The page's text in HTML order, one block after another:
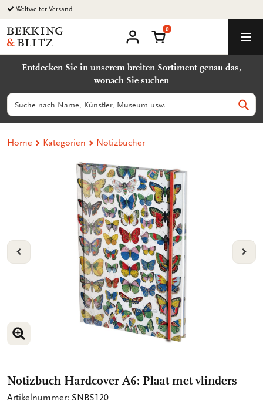
Zurück
zum
Inhalt
Weltweiter Versand
Bekking
&
Uitgevers
Warenkorb
0
Entdecken Sie in unserem breiten Sortiment genau das,
wonach Sie suchen
Suchen
Home Kategorien Notizbücher
VORIGE
BILD VERGRÖSSERN
BILD VERGRÖSSERN
Notizbuch Hardcover A6: Plaat met vlinders
Artikelnummer: SNBS120